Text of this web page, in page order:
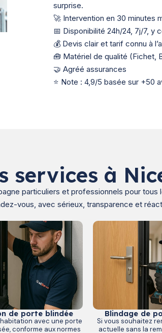
surprise.
🚀 Intervention en 30 minutes
📅 Disponibilité 24h/24, 7j/7, y
💰 Devis clair et tarif connu à
🧰 Matériel de qualité (Fichet,
🤝 Agréé assurances
⭐ Note : 4,9/5 basée sur +50
services à
particuliers et professionnels pour
vous, avec sérieux, transparence et
de porte blindée
avec une porte
conforme aux normes
Blindage de
Si vous souhaitez
actuelle sans la